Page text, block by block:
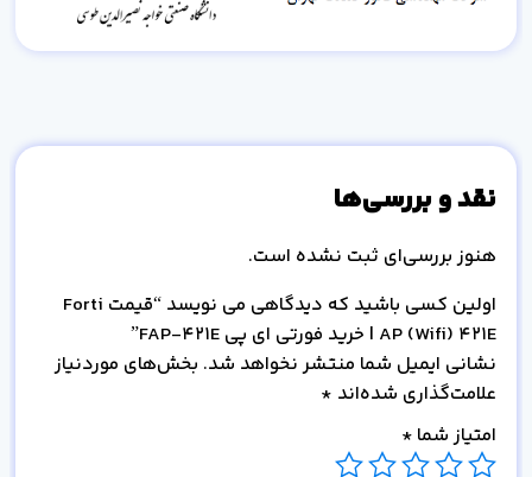
نقد و بررسی‌ها
هنوز بررسی‌ای ثبت نشده است.
اولین کسی باشید که دیدگاهی می نویسد “قیمت Forti
AP (Wifi) 421E | خرید فورتی ای پی FAP-421E”
نشانی ایمیل شما منتشر نخواهد شد. بخش‌های موردنیاز
علامت‌گذاری شده‌اند *
امتیاز شما *